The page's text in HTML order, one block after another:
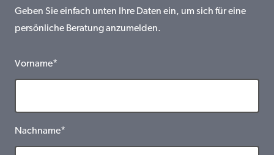
Geben Sie einfach unten Ihre Daten ein, um sich für eine
persönliche Beratung anzumelden.
Vorname*
Nachname*